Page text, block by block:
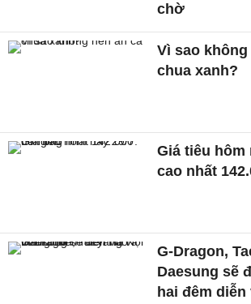
chờ
Vì sao không
chua xanh?
Giá tiêu hôm
cao nhất
G-Dragon,
Daesung sẽ
hai đêm diễn